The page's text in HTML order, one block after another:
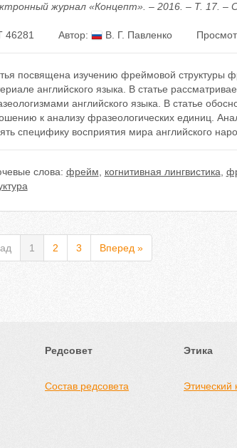
журнал «Концепт». – 2016. – Т. 17. –
46281 Автор: В. Г. Павленко
посвящена изучению фреймовой структуры
английского языка. В статье
английского языка. В статье
к анализу фразеологических единиц.
специфику восприятия мира английского
слова: фрейм когнитивная лингвистика
1 2 3 Вперед »
Редсовет
Состав редсовета
Этика
Этический